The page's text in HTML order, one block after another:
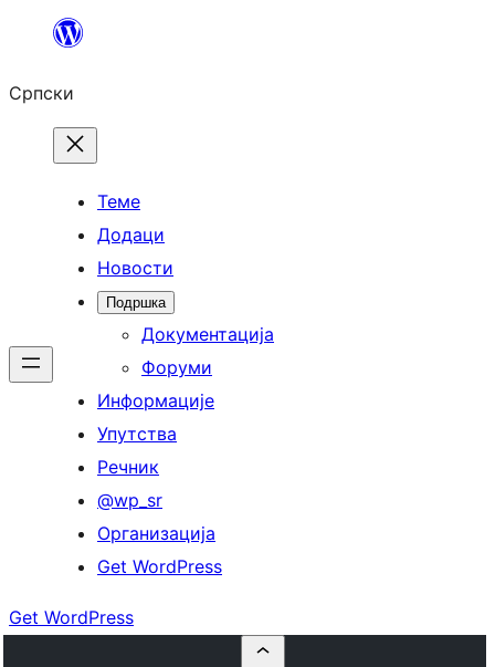
Скочи
садржај
Српски
Теме
Додаци
Новости
Подршка
Документација
Форуми
Информације
Упутства
Речник
@wp_sr
Организација
Get WordPress
Get WordPress